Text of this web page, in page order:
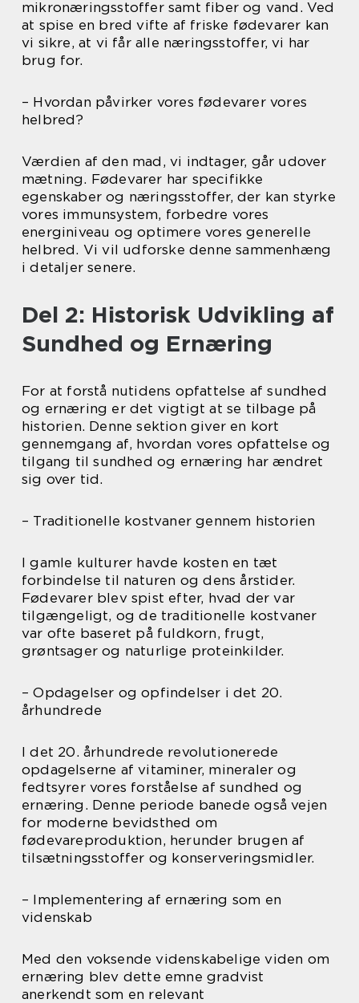
mikronæringsstoffer samt fiber og vand. Ved
at spise en bred vifte af friske fødevarer kan
vi sikre, at vi får alle næringsstoffer, vi har
brug for.
– Hvordan påvirker vores fødevarer vores
helbred?
Værdien af den mad, vi indtager, går udover
mætning. Fødevarer har specifikke
egenskaber og næringsstoffer, der kan styrke
vores immunsystem, forbedre vores
energiniveau og optimere vores generelle
helbred. Vi vil udforske denne sammenhæng
i detaljer senere.
Del 2: Historisk Udvikling af
Sundhed og Ernæring
For at forstå nutidens opfattelse af sundhed
og ernæring er det vigtigt at se tilbage på
historien. Denne sektion giver en kort
gennemgang af, hvordan vores opfattelse og
tilgang til sundhed og ernæring har ændret
sig over tid.
– Traditionelle kostvaner gennem historien
I gamle kulturer havde kosten en tæt
forbindelse til naturen og dens årstider.
Fødevarer blev spist efter, hvad der var
tilgængeligt, og de traditionelle kostvaner
var ofte baseret på fuldkorn, frugt,
grøntsager og naturlige proteinkilder.
– Opdagelser og opfindelser i det 20.
århundrede
I det 20. århundrede revolutionerede
opdagelserne af vitaminer, mineraler og
fedtsyrer vores forståelse af sundhed og
ernæring. Denne periode banede også vejen
for moderne bevidsthed om
fødevareproduktion, herunder brugen af
tilsætningsstoffer og konserveringsmidler.
– Implementering af ernæring som en
videnskab
Med den voksende videnskabelige viden om
ernæring blev dette emne gradvist
anerkendt som en relevant